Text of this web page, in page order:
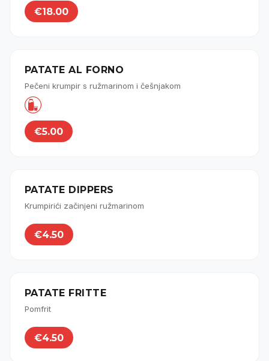
€18.00
PATATE AL FORNO
Pečeni krumpir s ružmarinom i češnjakom

€5.00
PATATE DIPPERS
Krumpirići začinjeni ružmarinom
€4.50
PATATE FRITTE
Pomfrit
€4.50